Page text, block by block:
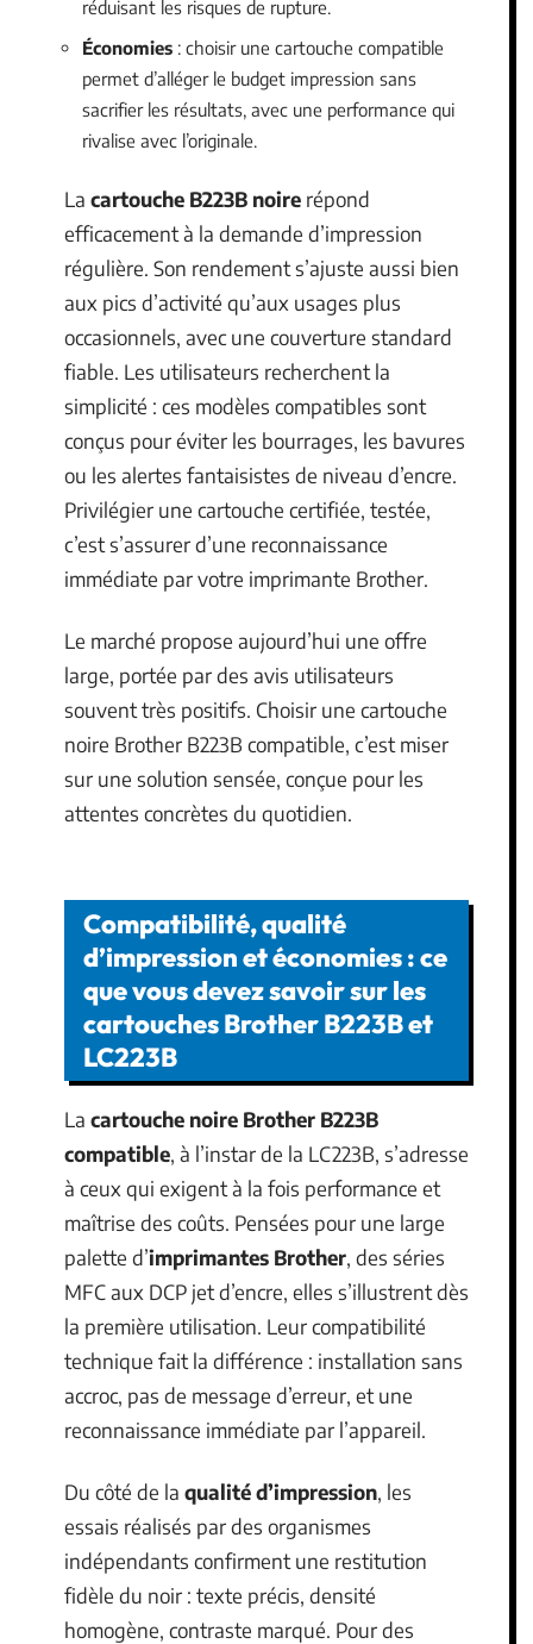
réduisant les risques de rupture.
Économies : choisir une cartouche compatible
permet d’alléger le budget impression sans
sacrifier les résultats, avec une performance qui
rivalise avec l’originale.
La cartouche B223B noire répond
efficacement à la demande d’impression
régulière. Son rendement s’ajuste aussi bien
aux pics d’activité qu’aux usages plus
occasionnels, avec une couverture standard
fiable. Les utilisateurs recherchent la
simplicité : ces modèles compatibles sont
conçus pour éviter les bourrages, les bavures
ou les alertes fantaisistes de niveau d’encre.
Privilégier une cartouche certifiée, testée,
c’est s’assurer d’une reconnaissance
immédiate par votre imprimante Brother.
Le marché propose aujourd’hui une offre
large, portée par des avis utilisateurs
souvent très positifs. Choisir une cartouche
noire Brother B223B compatible, c’est miser
sur une solution sensée, conçue pour les
attentes concrètes du quotidien.
Compatibilité, qualité
d’impression et économies : ce
que vous devez savoir sur les
cartouches Brother B223B et
LC223B
La cartouche noire Brother B223B
compatible, à l’instar de la LC223B, s’adresse
à ceux qui exigent à la fois performance et
maîtrise des coûts. Pensées pour une large
palette d’imprimantes Brother, des séries
MFC aux DCP jet d’encre, elles s’illustrent dès
la première utilisation. Leur compatibilité
technique fait la différence : installation sans
accroc, pas de message d’erreur, et une
reconnaissance immédiate par l’appareil.
Du côté de la qualité d’impression, les
essais réalisés par des organismes
indépendants confirment une restitution
fidèle du noir : texte précis, densité
homogène, contraste marqué. Pour des